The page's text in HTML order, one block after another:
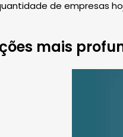
de empresas
mais